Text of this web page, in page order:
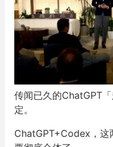
传闻已久的ChatGPT
定。
ChatGPT+Codex，这